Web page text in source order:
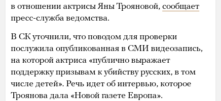
в отношении актрисы Яны Трояновой, сообщает
пресс-служба ведомства.
В СК уточнили, что поводом для проверки
послужила опубликованная в СМИ видеозапись,
на которой актриса «публично выражает
поддержку призывам к убийству русских, в том
числе детей». Речь идет об интервью, которое
Троянова дала «Новой газете Европа».